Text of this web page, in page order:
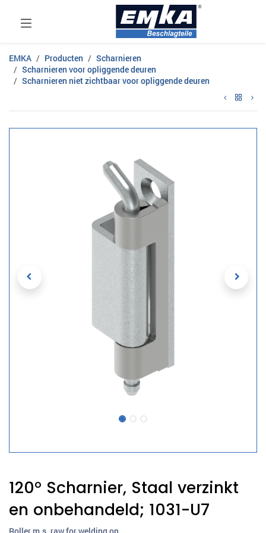
EMKA Producten
Scharnieren
Scharnieren voor opliggende deuren
Scharnieren niet zichtbaar voor opliggende deuren
120° Scharnier, Staal verzinkt
en onbehandeld; 1031-U7